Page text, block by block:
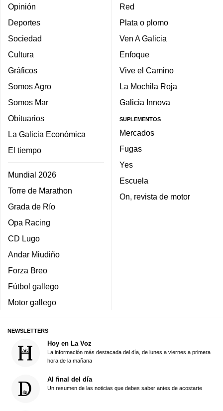
Opinión
Deportes
Sociedad
Cultura
Gráficos
Somos Agro
Somos Mar
Obituarios
La Galicia Económica
El tiempo
Mundial 2026
Torre de Marathon
Grada de Río
Opa Racing
CD Lugo
Andar Miudiño
Forza Breo
Fútbol gallego
Motor gallego
Red
Plata o plomo
Ven A Galicia
Enfoque
Vive el Camino
La Mochila Roja
Galicia Innova
SUPLEMENTOS
Mercados
Fugas
Yes
Escuela
On, revista de motor
NEWSLETTERS
Hoy en La Voz
La información más destacada del día, de lunes a viernes a primera
hora de la mañana
Al final del día
Un resumen de las noticias que debes saber antes de acostarte